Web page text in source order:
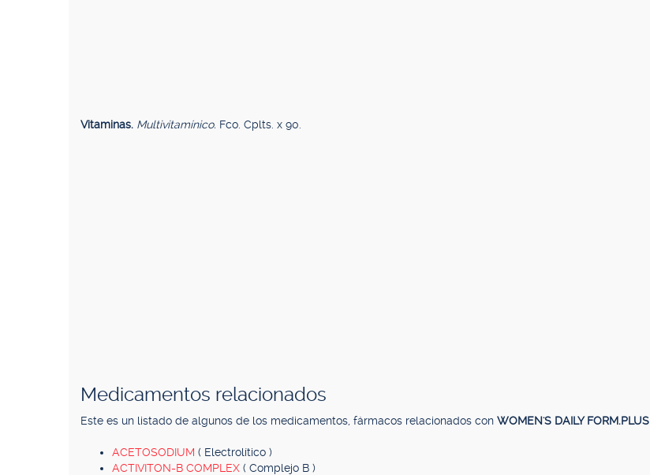
Vitaminas. Multivitamínico. Fco. Cplts. x 90.
Medicamentos relacionados
Este es un listado de algunos de los medicamentos, fármacos relacionados con WOMEN'S DAILY FORM.PLUS
ACETOSODIUM ( Electrolítico )
ACTIVITON-B COMPLEX ( Complejo B )